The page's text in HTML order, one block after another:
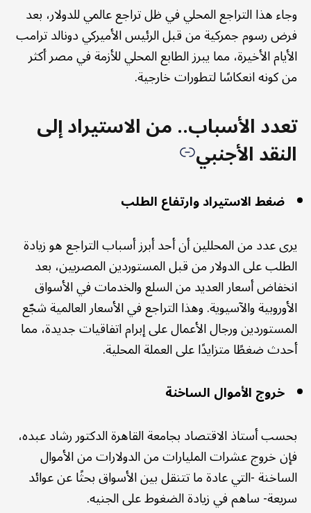
وجاء هذا التراجع المحلي في ظل تراجع عالمي للدولار، بعد
فرض رسوم جمركية من قبل الرئيس الأميركي دونالد ترامب
الأيام الأخيرة، مما يبرز الطابع المحلي للأزمة في مصر أكثر
من كونه انعكاسًا لتطورات خارجية.
تعدد الأسباب.. من الاستيراد إلى
النقد الأجنبي
ضغط الاستيراد وارتفاع الطلب
يرى عدد من المحللين أن أحد أبرز أسباب التراجع هو زيادة
الطلب على الدولار من قبل المستوردين المصريين، بعد
انخفاض أسعار العديد من السلع والخدمات في الأسواق
الأوروبية والآسيوية. وهذا التراجع في الأسعار العالمية شجّع
المستوردين ورجال الأعمال على إبرام اتفاقيات جديدة، مما
أحدث ضغطًا متزايدًا على العملة المحلية.
خروج الأموال الساخنة
بحسب أستاذ الاقتصاد بجامعة القاهرة الدكتور رشاد عبده،
فإن خروج عشرات المليارات من الدولارات من الأموال
الساخنة -التي عادة ما تتنقل بين الأسواق بحثًا عن عوائد
سريعة- ساهم في زيادة الضغوط على الجنيه.